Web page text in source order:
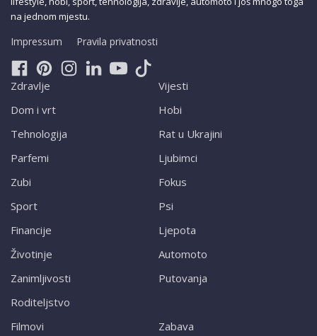
na jednom mjestu.
Impressum Pravila privatnosti
Zdravlje
Dom i vrt
Tehnologija
Parfemi
Zubi
Sport
Financije
Životinje
Zanimljivosti
Roditeljstvo
Vijesti
Hobi
Rat u Ukrajini
Ljubimci
Fokus
Psi
Ljepota
Automoto
Putovanja
Filmovi Zabava